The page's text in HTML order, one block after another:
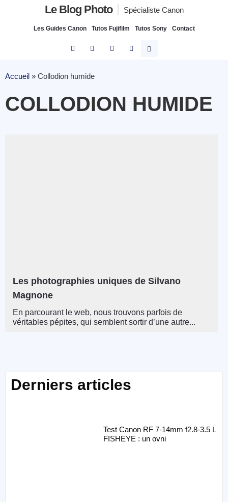
Le Blog Photo Spécialiste Canon
Les Guides Canon Tutos Fujifilm Tutos Sony Contact
Accueil » Collodion humide
COLLODION HUMIDE
Les photographies uniques de Silvano
Magnone
En parcourant le web, nous trouvons parfois de
véritables pépites, qui semblent sortir d’une autre...
Derniers articles
Test Canon RF 7-14mm f2.8-3.5 L
FISHEYE : un ovni